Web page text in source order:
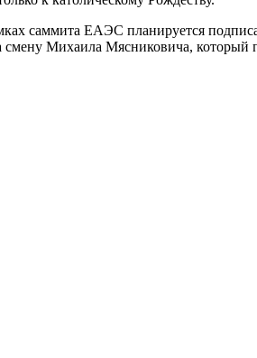
саммита ЕАЭС планируется
Михаила Мясниковича, который